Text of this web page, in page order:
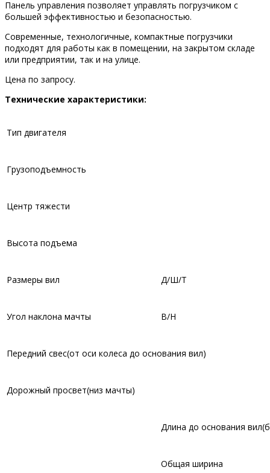
Панель управления позволяет управлять погрузчиком с
большей эффективностью и безопасностью.
Современные, технологичные, компактные погрузчики
подходят для работы как в помещении, на закрытом складе
или предприятии, так и на улице.
Цена по запросу.
Технические характеристики:
Тип двигателя
Грузоподъемность
Центр тяжести
Высота подъема
Размеры вил Д/Ш/Т
Угол наклона мачты В/Н
Передний свес(от оси колеса до основания вил)
Дорожный просвет(низ мачты)
Длина до основания
Общая ширина